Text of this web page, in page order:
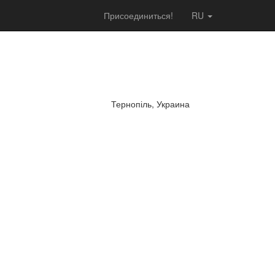
RU
Присоединиться!
Тернопіль, Украина